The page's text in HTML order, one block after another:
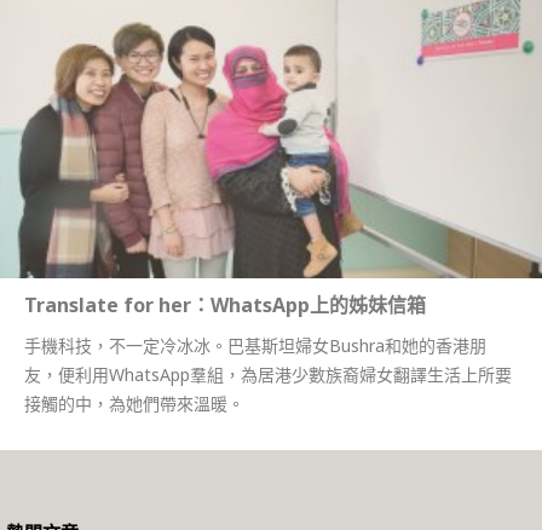
Translate for her：WhatsApp上的姊妹信箱
手機科技，不一定冷冰冰。巴基斯坦婦女Bushra和她的香港朋
友，便利用WhatsApp羣組，為居港少數族裔婦女翻譯生活上所要
接觸的中，為她們帶來溫暖。